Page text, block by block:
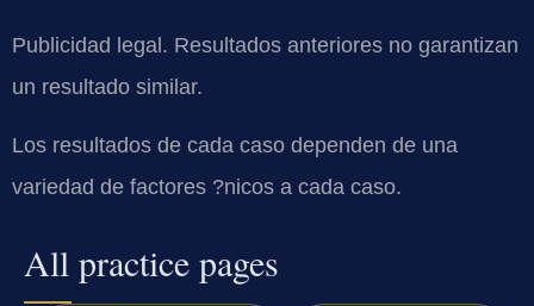
Publicidad legal. Resultados anteriores no garantizan
un resultado similar.
Los resultados de cada caso dependen de una
variedad de factores ?nicos a cada caso.
All practice pages